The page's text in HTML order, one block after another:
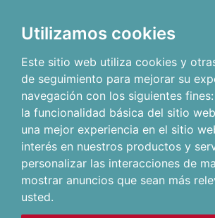
Utilizamos cookies
Este sitio web utiliza cookies y
de seguimiento para mejorar su
navegación con los siguientes fines:
la funcionalidad básica del sitio web
una mejor experiencia en el sitio
interés en nuestros productos y
personalizar las interacciones de
mostrar anuncios que sean más
usted.